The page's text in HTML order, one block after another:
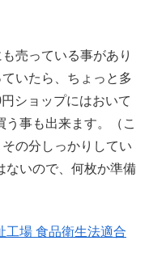
売っている事があり
いたら、ちょっと多
ショップにはおいて
事も出来ます。（こ
の分しっかりしてい
ないので、何枚か準備
工場 食品衛生法適合